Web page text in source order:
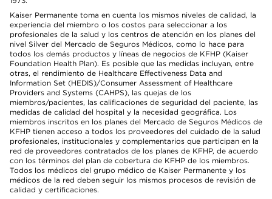
Kaiser Permanente toma en cuenta los mismos niveles de calidad, la
experiencia del miembro o los costos para seleccionar a los
profesionales de la salud y los centros de atención en los planes del
nivel Silver del Mercado de Seguros Médicos, como lo hace para
todos los demás productos y líneas de negocios de KFHP (Kaiser
Foundation Health Plan). Es posible que las medidas incluyan, entre
otras, el rendimiento de Healthcare Effectiveness Data and
Information Set (HEDIS)/Consumer Assessment of Healthcare
Providers and Systems (CAHPS), las quejas de los
miembros/pacientes, las calificaciones de seguridad del paciente, las
medidas de calidad del hospital y la necesidad geográfica. Los
miembros inscritos en los planes del Mercado de Seguros Médicos de
KFHP tienen acceso a todos los proveedores del cuidado de la salud
profesionales, institucionales y complementarios que participan en la
red de proveedores contratados de los planes de KFHP, de acuerdo
con los términos del plan de cobertura de KFHP de los miembros.
Todos los médicos del grupo médico de Kaiser Permanente y los
médicos de la red deben seguir los mismos procesos de revisión de
calidad y certificaciones.